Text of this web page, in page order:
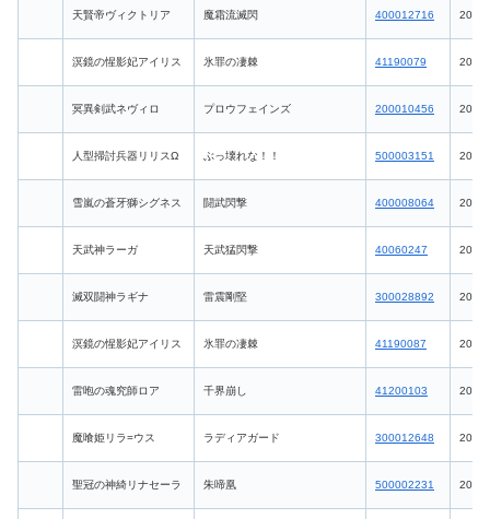
天賢帝ヴィクトリア 魔霜流滅閃 400012716
溟鏡の惺影妃アイリス 氷罪の凄棘 41190079
冥異剣武ネヴィロ プロウフェインズ 200010456
人型掃討兵器リリスΩ ぶっ壊れな！！ 500003151
雪嵐の蒼牙獅シグネス 闘武閃撃 400008064
天武神ラーガ 天武猛閃撃 40060247
滅双闘神ラギナ 雷震剛堅 300028892
溟鏡の惺影妃アイリス 氷罪の凄棘 41190087
雷咆の魂究師ロア 千界崩し 41200103
魔喰姫リラ=ウス ラディアガード 300012648
聖冠の神綺リナセーラ 朱啼凰 500002231